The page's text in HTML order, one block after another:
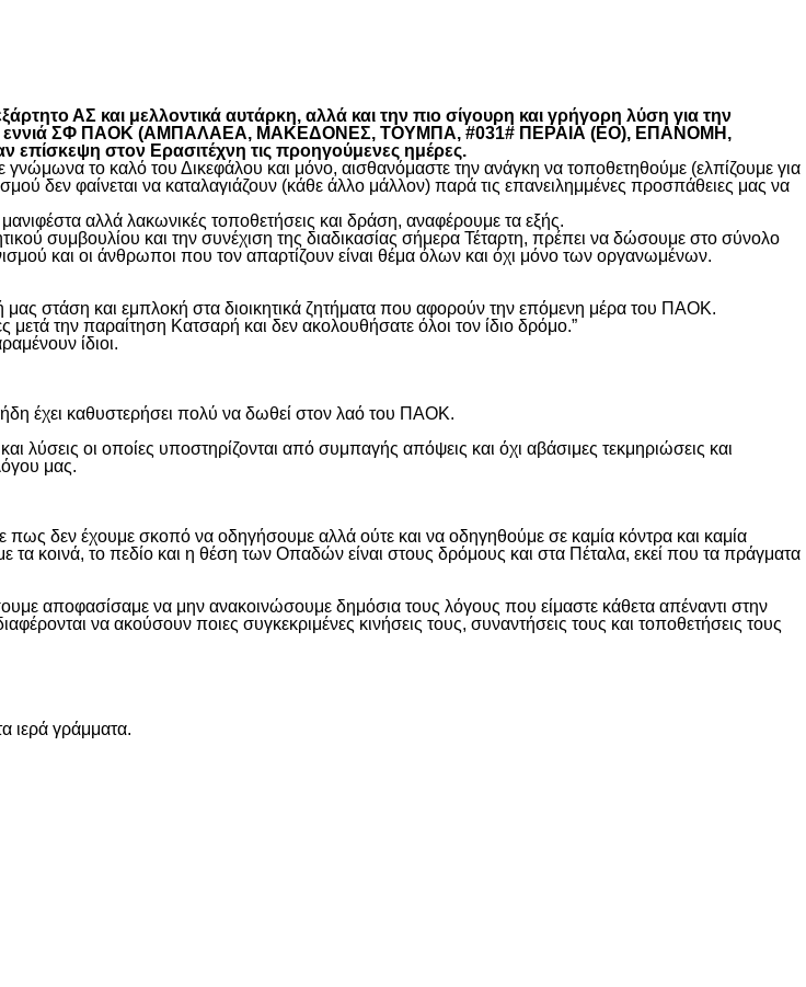
ΑΣ και μελλοντικά αυτάρκη, αλλά και την πιο σίγουρη και γρήγορη λύση για την
εννιά ΣΦ ΠΑΟΚ (ΑΜΠΑΛΑΕΑ, ΜΑΚΕΔΟΝΕΣ, ΤΟΥΜΠΑ, #031# ΠΕΡΑΙΑ (ΕΟ), ΕΠΑΝΟΜΗ,
στον Ερασιτέχνη τις προηγούμενες ημέρες.
το καλό του Δικεφάλου και μόνο, αισθανόμαστε την ανάγκη να τοποθετηθούμε (ελπίζουμε για
δεν φαίνεται να καταλαγιάζουν (κάθε άλλο μάλλον) παρά τις επανειλημμένες προσπάθειες μας να
αλλά λακωνικές τοποθετήσεις και δράση, αναφέρουμε τα εξής.
συμβουλίου και την συνέχιση της διαδικασίας σήμερα Τέταρτη, πρέπει να δώσουμε στο σύνολο
και οι άνθρωποι που τον απαρτίζουν είναι θέμα όλων και όχι μόνο των οργανωμένων.
στάση και εμπλοκή στα διοικητικά ζητήματα που αφορούν την επόμενη μέρα του ΠΑΟΚ.
την παραίτηση Κατσαρή και δεν ακολουθήσατε όλοι τον ίδιο δρόμο.”
ίδιοι.
έχει καθυστερήσει πολύ να δωθεί στον λαό του ΠΑΟΚ.
οι οποίες υποστηρίζονται από συμπαγής απόψεις και όχι αβάσιμες τεκμηριώσεις και
μας.
δεν έχουμε σκοπό να οδηγήσουμε αλλά ούτε και να οδηγηθούμε σε καμία κόντρα και καμία
κοινά, το πεδίο και η θέση των Οπαδών είναι στους δρόμους και στα Πέταλα, εκεί που τα πράγματα
αποφασίσαμε να μην ανακοινώσουμε δημόσια τους λόγους που είμαστε κάθετα απέναντι στην
να ακούσουν ποιες συγκεκριμένες κινήσεις τους, συναντήσεις τους και τοποθετήσεις τους
ιερά γράμματα.